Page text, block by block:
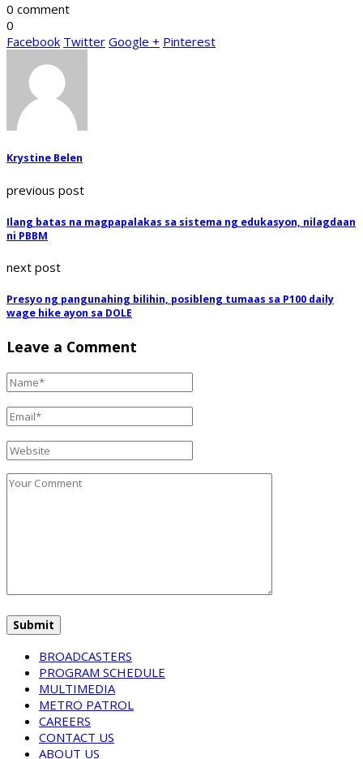
0 comment
0
Facebook Twitter Google + Pinterest
Krystine Belen
previous post
Ilang batas na magpapalakas sa sistema ng edukasyon, nilagdaan
ni PBBM
next post
Presyo ng pangunahing bilihin, posibleng tumaas sa P100 daily
wage hike ayon sa DOLE
Leave a Comment
BROADCASTERS
PROGRAM SCHEDULE
MULTIMEDIA
METRO PATROL
CAREERS
CONTACT US
ABOUT US